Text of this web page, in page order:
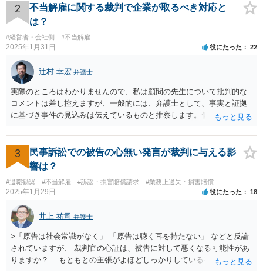
有効か無効かという点は能力不足の程度にもよりますが、顧問弁護士
の先生は具体的な事情を検討した上で能力不足の程度が解雇を有効と
するほどではないと判断されたのだと思います。 例えば、無断欠勤を
連続する、会社のお金を横領する等の場合には一発で解雇した場合で
も有効と判断されるケースも多いですが、たしかに能力不足のみの場
合はかなり解雇のハードルが高いと言わざるを得ません。 なお、懲戒
解雇の場合には、戒告、譴責、減給、出勤停止等解雇よりも軽い処分
を行い、改善を促したもののそれでも改善されない場合には解雇に踏
み切る等段階的に手順をい踏んだ場合は解雇が有効と判断される可能
性が高まります。 高度人材の中途社員だから直ちに解雇しやすいとい
うわけではありませんが、高度人材の中途社員の場合は雇用契約上、
相応に高い能力を求められているため能力不足か否かの判断が給与の
低い新卒の社員と比較すると厳格に判断される結果、解雇の有効性の
判断が比較的甘くなるという可能性はあると考えます。 もっとも、高
度人材の中途社員の場合でもやはり解雇のハードルは相応に高いもの
となります。 今回のようなリスクを避ける観点からは、会社側として
無期雇用契約ではなく有期雇用契約で募集する、試用期間付を設け
る、業務委託契約を検討するという方法もあり得るかと存じます。
（※業務委託契約を検討される場合は、運用面によっては実質的に雇
用契約関係であると判断されるリスクもありますので顧問弁護士の先
生にもご相談の上慎重にご判断ください。）
2
不当解雇に関する裁判で企業が取るべき対応と
は？
#経営者・会社側 #不当解雇
2025年1月31日 役にたった 22
辻村 幸宏 弁護士
実際のところはわかりませんので、私は顧問の先生について批判的な
コメントは差し控えますが、一般的には、弁護士として、事実と証拠
に基づき事件の見込みは伝えているものと推察します。仮に弁護士の
れを経営者自身が問題と感じていないのであれば、また、こちらにお
書きのような経営者のマインドからすれば、弁護士のせいではなく、
根本的には弁護士選び含めて経営者の判断であり、責任ではないかと
思います。実際、事件の見込みが芳しくないことやリスクをいくらお
伝えしても考えを変えていただけない経営者や依頼者はいますし、代
理人として説明説得を尽くしてもあくまで決めるのは依頼者ですか
ら、事件がうまくいかないことの責任は弁護士にあるわけではない、
ということも多いと思います。そのような場合、仕事をしていて心地
の良いものではないので自ら辞任を検討することもありますが、最終
的にはお分かりいただけるだろうと考えて続けることもあります。 ご
相談者さんが、今の弁護士さんの対応や方針に疑問を持ち、それによ
り経営者の考えが歪められ、このままでは会社がたち行かなくなると
3
民事訴訟での被告の心無い発言が裁判に与える影
響は？
#退職勧奨 #不当解雇 #訴訟・損害賠償請求 #業務上過失・損害賠償
2025年1月29日 役にたった 18
井上 祐司 弁護士
>「原告は社会常識がなく」 「原告は聴く耳を持たない」 などと反論
されていますが、 裁判官の心証は、被告に対して悪くなる可能性があ
りますか？ もともとの主張がよほどしっかりしている書面でなけれ